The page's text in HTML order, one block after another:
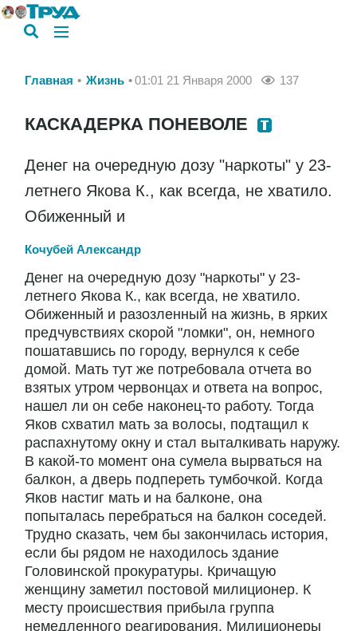
Главная Жизнь 01:01 21 Января 2000 137
КАСКАДЕРКА ПОНЕВОЛЕ
Денег на очередную дозу "наркоты" у 23-
летнего Якова К., как всегда, не хватило.
Обиженный и
Кочубей Александр
Денег на очередную дозу "наркоты" у 23-
летнего Якова К., как всегда, не хватило.
Обиженный и разозленный на жизнь, в ярких
предчувствиях скорой "ломки", он, немного
пошатавшись по городу, вернулся к себе
домой. Мать тут же потребовала отчета во
взятых утром червонцах и ответа на вопрос,
нашел ли он себе наконец-то работу. Тогда
Яков схватил мать за волосы, подтащил к
распахнутому окну и стал выталкивать наружу.
В какой-то момент она сумела вырваться на
балкон, а дверь подпереть тумбочкой. Когда
Яков настиг мать и на балконе, она
попыталась перебраться на балкон соседей.
Трудно сказать, чем бы закончилась история,
если бы рядом не находилось здание
Головинской прокуратуры. Кричащую
женщину заметил постовой милиционер. К
месту происшествия прибыла группа
немедленного реагирования. Милиционеры